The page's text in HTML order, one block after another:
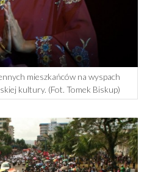
mieszkańców na wyspach
kultury. (Fot. Tomek Biskup)